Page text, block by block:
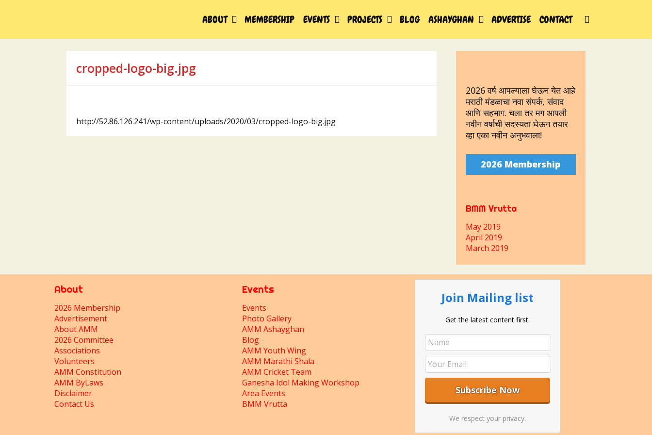
ABOUT MEMBERSHIP EVENTS PROJECTS BLOG ASHAYGHAN ADVERTISE CONTACT
cropped-logo-big.jpg
http://52.86.126.241/wp-content/uploads/2020/03/cropped-logo-big.jpg
2026 वर्ष आपल्याला घेऊन येत आहे
मराठी मंडळाचा नवा संपर्क, संवाद
आणि सहभाग. चला तर मग आपली
नवीन वर्षाची सदस्यता घेऊन तयार
व्हा एका नवीन अनुभवाला!
2026 Membership
BMM Vrutta
May 2019
April 2019
March 2019
About
2026 Membership
Advertisement
About AMM
2026 Committee
Associations
Volunteers
AMM Constitution
AMM ByLaws
Disclaimer
Contact Us
Events
Events
Photo Gallery
AMM Ashayghan
Blog
AMM Youth Wing
AMM Marathi Shala
AMM Cricket Team
Ganesha Idol Making Workshop
Area Events
BMM Vrutta
Join Mailing list
Get the latest content first.
We respect your privacy.